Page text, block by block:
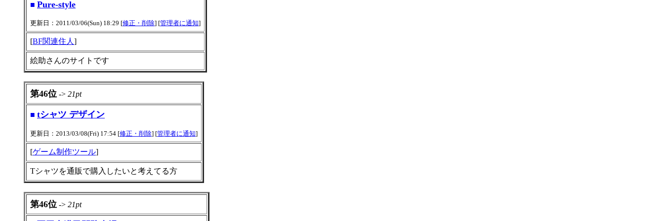
■ Pure-style
更新日：2011/03/06(Sun) 18:29 [修正・削除] [管理者に通知]
[BF関連住人 ]
絵助さんのサイトです
第46位 -> 21pt
■ tシャツ デザイン
更新日：2013/03/08(Fri) 17:54 [修正・削除] [管理者に通知]
[ゲーム制作ツール]
Tシャツを通販で購入したいと考えてる方
第46位 -> 21pt